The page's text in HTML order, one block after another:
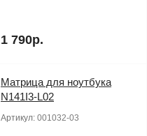
1 790р.
Матрица для ноутбука
N141I3-L02
Артикул: 001032-03